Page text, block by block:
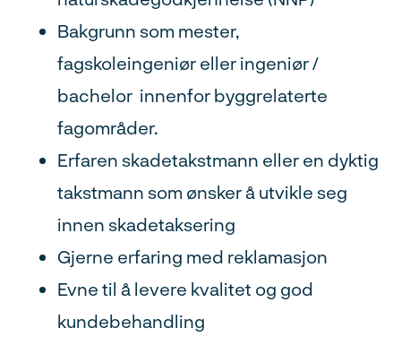
Bakgrunn som mester,
fagskoleingeniør eller ingeniør /
bachelor innenfor byggrelaterte
fagområder.
Erfaren skadetakstmann eller en dyktig
takstmann som ønsker å utvikle seg
innen skadetaksering
Gjerne erfaring med reklamasjon
Evne til å levere kvalitet og god
kundebehandling